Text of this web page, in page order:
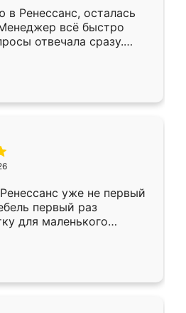
в Ренессанс, осталась
всё быстро
отвечала сразу.
в субботу, подошёл к
Собрали
аккуратно, даже
уже не первый
первый раз
для маленького
,во второй раз
По качеству очень
быстрая,